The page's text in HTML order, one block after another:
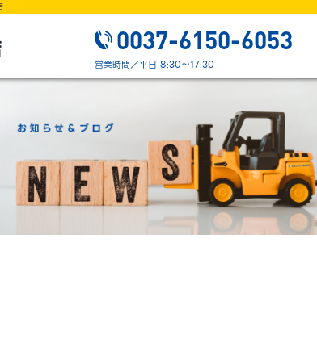
0037-6150-6053
営業時間／平日 8:30～17:30